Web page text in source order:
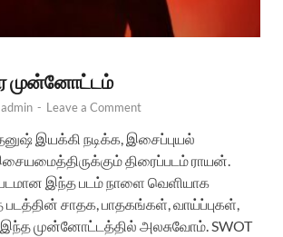
முன்னோட்டம்
admin - Leave a Comment
இயக்கி நடிக்க, இசைப்புயல்
திரைப்படம் ராயன்.
இந்த படம் நாளை வெளியாக
படத்தின் சாதக, பாதகங்கள், வாய்ப்புகள்,
முன்னோட்டத்தில் அலசுவோம். SWOT